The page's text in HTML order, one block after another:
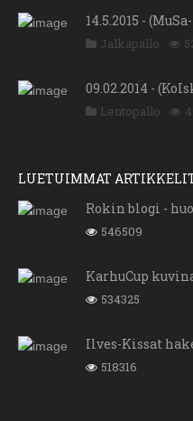
14.5.2015 -
Jalkapallo
09.02.2014 -
Lentopallo
LUETUIMMAT
Rokin blogi -
546509
KarhuCup
534325
Ilves-Kissat
518316